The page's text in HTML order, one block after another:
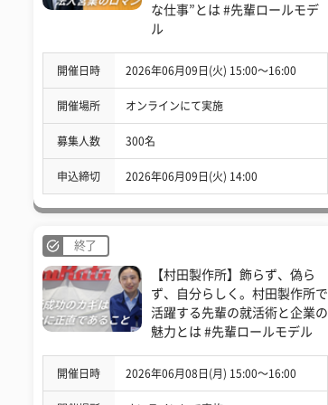
な仕事”とは #先輩ロールモデ
ル
開催日時 2026年06月09日(火) 15:00〜16:00
開催場所 オンラインにて実施
募集人数 300名
申込締切 2026年06月09日(火) 14:00
終了
【村田製作所】飾らず、偽ら
ず、自分らしく。村田製作所で
活躍する先輩の就活術と企業の
魅力とは #先輩ロールモデル
開催日時 2026年06月08日(月) 15:00〜16:00